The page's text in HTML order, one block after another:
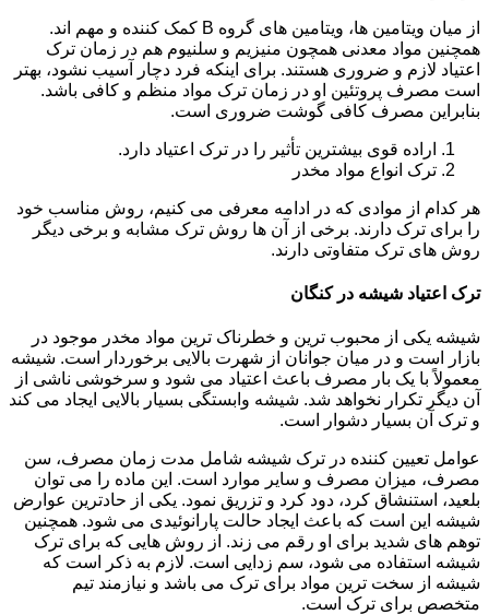
از میان ویتامین ها، ویتامین های گروه B کمک کننده و مهم اند.
همچنین مواد معدنی همچون منیزیم و سلنیوم هم در زمان ترک
اعتیاد لازم و ضروری هستند. برای اینکه فرد دچار آسیب نشود، بهتر
است مصرف پروتئین او در زمان ترک مواد منظم و کافی باشد.
بنابراین مصرف کافی گوشت ضروری است.
اراده قوی بیشترین تأثیر را در ترک اعتیاد دارد.
ترک انواع مواد مخدر
هر کدام از موادی که در ادامه معرفی می کنیم، روش مناسب خود
را برای ترک دارند. برخی از آن ها روش ترک مشابه و برخی دیگر
روش های ترک متفاوتی دارند.
ترک اعتیاد شیشه در کنگان
شیشه یکی از محبوب ترین و خطرناک ترین مواد مخدر موجود در
بازار است و در میان جوانان از شهرت بالایی برخوردار است. شیشه
معمولاً با یک بار مصرف باعث اعتیاد می شود و سرخوشی ناشی از
آن دیگر تکرار نخواهد شد. شیشه وابستگی بسیار بالایی ایجاد می کند
و ترک آن بسیار دشوار است.
عوامل تعیین کننده در ترک شیشه شامل مدت زمان مصرف، سن
مصرف، میزان مصرف و سایر موارد است. این ماده را می توان
بلعید، استنشاق کرد، دود کرد و تزریق نمود. یکی از حادترین عوارض
شیشه این است که باعث ایجاد حالت پارانوئیدی می شود. همچنین
توهم های شدید برای او رقم می زند. از روش هایی که برای ترک
شیشه استفاده می شود، سم زدایی است. لازم به ذکر است که
شیشه از سخت ترین مواد برای ترک می باشد و نیازمند تیم
متخصص برای ترک است.